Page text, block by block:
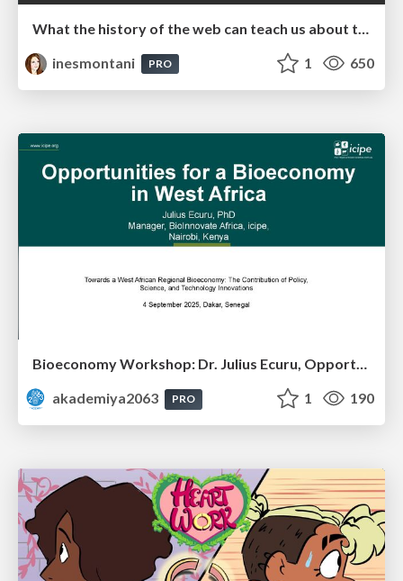
What the history of the web can teach us about the future of AI
inesmontani
PRO 1 650
Bioeconomy Workshop: Dr. Julius Ecuru, Opportunities for a Bioeconomy in West Africa
akademiya2063
PRO 1 190